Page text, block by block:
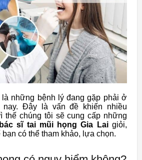
là những bệnh lý đang gặp phải ở
nay. Đây là vấn đề khiến nhiều
thế chúng tôi sẽ cung cấp những
bác sĩ tai mũi họng Gia Laigiỏi,
có thể tham khảo, lựa chọn.